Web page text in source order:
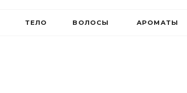
ТЕЛО ВОЛОСЫ АРОМАТЫ